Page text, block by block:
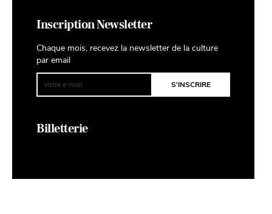
Inscription Newsletter
Chaque mois, recevez la newsletter de la culture
par email
Billetterie